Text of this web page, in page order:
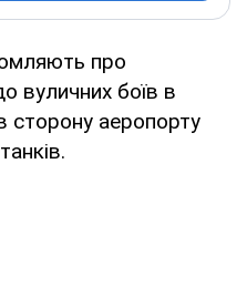
про
вуличних боїв в
сторону аеропорту